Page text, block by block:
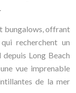
bungalows, offrant
recherchent un
Long Beach
vue imprenable
de la mer